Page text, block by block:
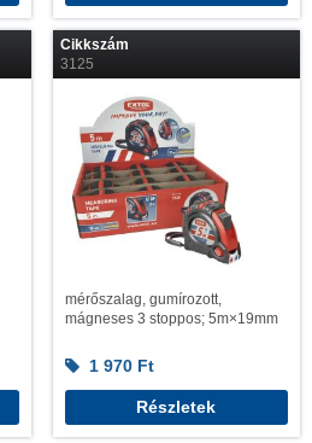
Cikkszám
3125
mérőszalag, gumírozott,
mágneses 3 stoppos; 5m×19mm
1 970 Ft
Részletek